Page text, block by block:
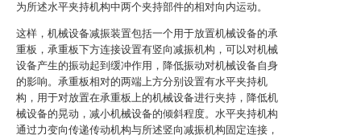
为所述水平夹持机构中两个夹持部件的相对向内运动。
这样，机械设备减振装置包括一个用于放置机械设备的承
重板，承重板下方连接设置有竖向减振机构，可以对机械
设备产生的振动起到缓冲作用，降低振动对机械设备自身
的影响。承重板相对的两端上方分别设置有水平夹持机
构，用于对放置在承重板上的机械设备进行夹持，降低机
械设备的晃动，减小机械设备的倾斜程度。水平夹持机构
通过力变向传递传动机构与所述竖向减振机构固定连接，